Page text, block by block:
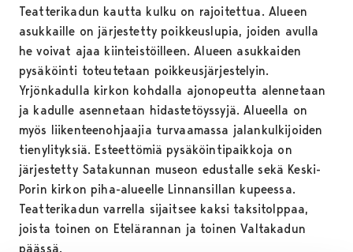
Teatterikadun kautta kulku on rajoitettua. Alueen
asukkaille on järjestetty poikkeuslupia, joiden avulla
he voivat ajaa kiinteistöilleen. Alueen asukkaiden
pysäköinti toteutetaan poikkeusjärjestelyin.
Yrjönkadulla kirkon kohdalla ajonopeutta alennetaan
ja kadulle asennetaan hidastetöyssyjä. Alueella on
myös liikenteenohjaajia turvaamassa jalankulkijoiden
tienylityksiä. Esteettömiä pysäköintipaikkoja on
järjestetty Satakunnan museon edustalle sekä Keski-
Porin kirkon piha-alueelle Linnansillan kupeessa.
Teatterikadun varrella sijaitsee kaksi taksitolppaa,
joista toinen on Etelärannan ja toinen Valtakadun
päässä.